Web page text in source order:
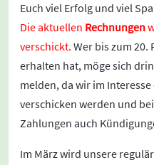
Euch viel Erfolg und viel
Die aktuellen Rechnungen
verschickt. Wer bis zum 20.
erhalten hat, möge sich
melden, da wir im
verschicken werden und
Zahlungen auch
Im März wird unsere